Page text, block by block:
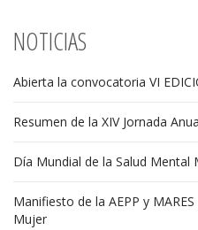
NOTICIAS
Abierta la convocatoria VI
Resumen de la XIV Jornada
Día Mundial de la Salud Mental
Manifiesto de la AEPP y
Mujer